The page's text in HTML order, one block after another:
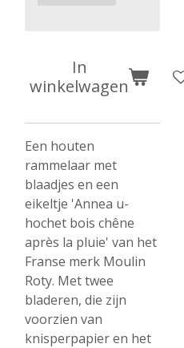
In
winkelwagen
Een houten
rammelaar met
blaadjes en een
eikeltje 'Annea u-
hochet bois chêne
après la pluie' van het
Franse merk Moulin
Roty. Met twee
bladeren, die zijn
voorzien van
knisperpapier en het